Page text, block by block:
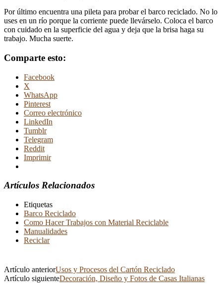
Por último encuentra una pileta para probar el barco reciclado. No lo
uses en un río porque la corriente puede llevárselo. Coloca el barco
con cuidado en la superficie del agua y deja que la brisa haga su
trabajo. Mucha suerte.
Comparte esto:
Facebook
X
WhatsApp
Pinterest
Correo electrónico
LinkedIn
Tumblr
Telegram
Reddit
Imprimir
Artículos Relacionados
Etiquetas
Barco Reciclado
Como Hacer Trabajos con Material Reciclable
Manualidades
Reciclar
Artículo anteriorUsos y Procesos del Cartón Reciclado
Artículo siguienteDecoración, Diseño y Fotos de Casas Italianas